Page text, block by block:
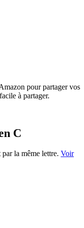
pour partager vos
à partager.
C
la même lettre. Voir